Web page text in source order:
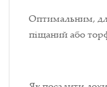
Оптимальним,
піщаний або